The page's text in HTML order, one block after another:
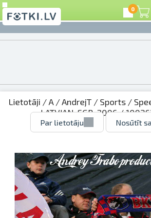
0
Lietotāji /A/AndrejT/ Sports/
LATVIAN_SGP_2006/
Par lietotāju Nosūtīt